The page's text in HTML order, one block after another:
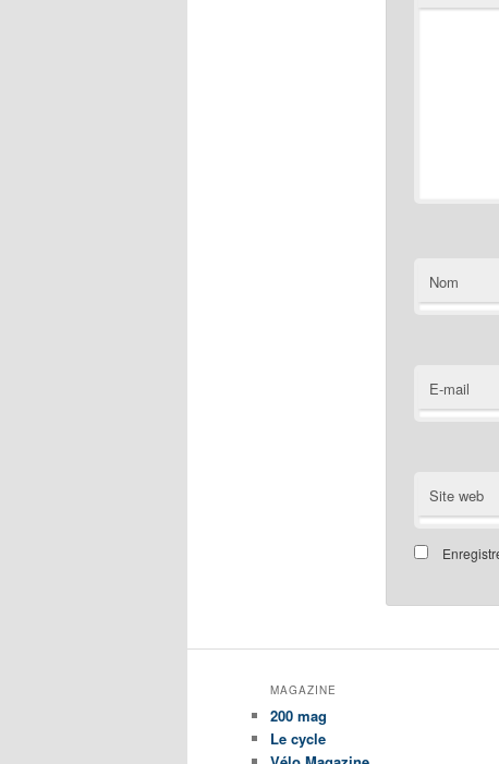
Nom
E-mail
Site web
MAGAZINE
200 mag
Le cycle